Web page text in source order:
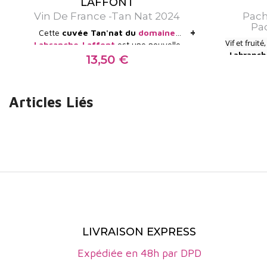
Vin De France -Tan Nat 2024
Cette cuvée Tan'nat du domaine
Labranche-Laffont est une nouvelle
cuvée du domaine. Sans soufre et 100%
tannat, ce vin bio se veut digeste,
gourmandise !
+
Prix
13,50 €
Vif et fruité,
idéal
décline
Articles Liés
LIVRAISON EXPRESS
Expédiée en 48h par DPD